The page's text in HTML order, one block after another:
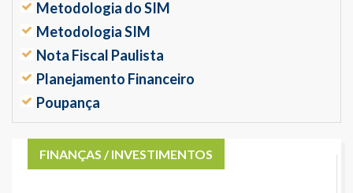
Metodologia do SIM
Metodologia SIM
Nota Fiscal Paulista
Planejamento Financeiro
Poupança
FINANÇAS / INVESTIMENTOS